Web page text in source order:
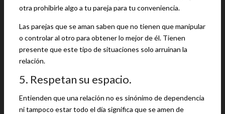
otra prohibirle algo a tu pareja para tu conveniencia.
Las parejas que se aman saben que no tienen que manipular
o controlar al otro para obtener lo mejor de él. Tienen
presente que este tipo de situaciones solo arruinan la
relación.
5. Respetan su espacio.
Entienden que una relación no es sinónimo de dependencia
ni tampoco estar todo el día significa que se amen de